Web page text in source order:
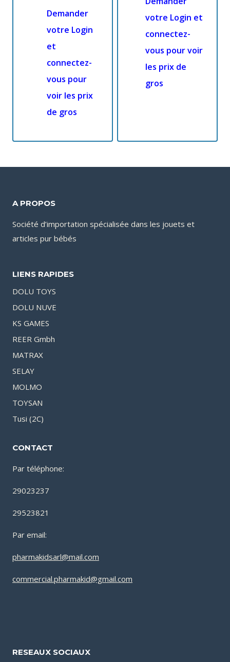
Demander
votre Login
et
connectez-
vous pour
voir les prix
de gros
votre Login et
connectez-
vous pour voir
les prix de
gros
A PROPOS
Société d’importation spécialisée dans les jouets et
articles pur bébés
LIENS RAPIDES
DOLU TOYS
DOLU NUVE
KS GAMES
REER Gmbh
MATRAX
SELAY
MOLMO
TOYSAN
Tusi (2C)
CONTACT
Par téléphone:
29023237
29523821
Par email:
pharmakidsarl@mail.com
commercial.pharmakid@gmail.com
RESEAUX SOCIAUX